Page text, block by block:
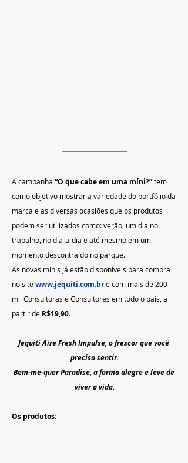
A campanha “O que cabe em uma míni?” tem
como objetivo mostrar a variedade do portfólio da
marca e as diversas ocasiões que os produtos
podem ser utilizados como: verão, um dia no
trabalho, no dia-a-dia e até mesmo em um
momento descontraído no parque.
As novas mínis já estão disponíveis para compra
no site www.jequiti.com.br e com mais de 200
mil Consultoras e Consultores em todo o país, a
partir de R$19,90.
Jequiti Aire Fresh Impulse, o frescor que você
precisa sentir.
Bem-me-quer Paradise, a forma alegre e leve de
viver a vida.
Os produtos: